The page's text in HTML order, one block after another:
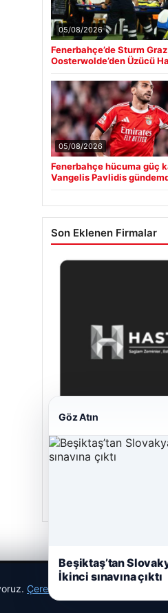
05/08/2026
Fenerbahçe’de Sturm
Oosterwolde’den Üzücü
05/08/2026
Fenerbahçe hücuma güç
Vangelis Pavlidis
Son Eklenen Firmalar
Prenses Night Club
Çerez Politikamız
Göz Atın
Beşiktaş’tan
İkinci sınavına çıktı